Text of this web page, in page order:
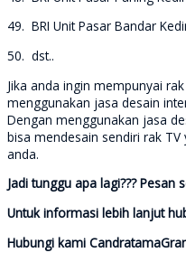
49. BRI Unit Pasar Bandar
50. dst..
Jika anda ingin mempunyai
menggunakan jasa desain
Dengan menggunakan jasa
bisa mendesain sendiri rak
anda.
Jadi tunggu apa lagi??? Pesan
Untuk informasi lebih lanjut
Hubungi kami